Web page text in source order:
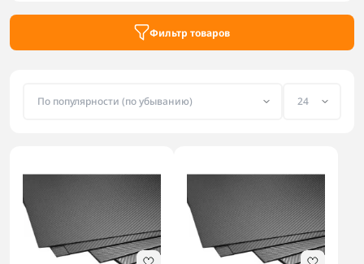
UkrStarline можно в интернет-магазине Flash Army.
Фильтр товаров